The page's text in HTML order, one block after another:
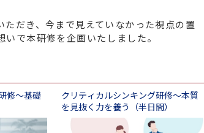
だき、今まで見えていなかった視点の置
で本研修を企画いたしました。
修～基礎
クリティカルシンキング研修～本質
を見抜く力を養う（半日間）